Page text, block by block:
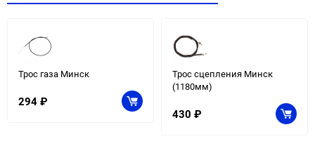
Трос газа Минск
294 ₽
Трос сцепления Минск
(1180мм)
430 ₽